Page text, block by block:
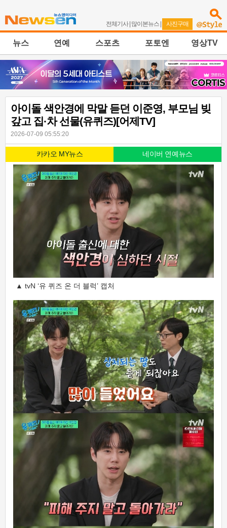
전체기사| 많이본뉴스 | 사진구매
뉴스 연예 스포츠 포토엔 영상TV
아이돌 색안경에 막말 듣던 이준영, 부모님 빚
갚고 집·차 선물(유퀴즈)[어제TV]
2026-07-09 05:55:20
카카오 MY뉴스 네이버 연예뉴스
▲ tvN ‘유 퀴즈 온 더 블럭’ 캡처